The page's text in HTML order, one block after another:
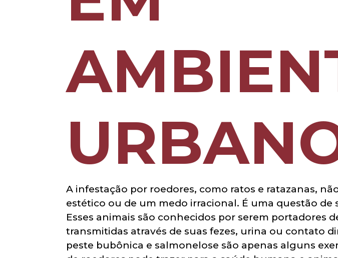
A infestação por roedores, como ratos e ratazanas,
estético ou de um medo irracional. É uma questão de
Esses animais são conhecidos por serem portadores
transmitidas através de suas fezes, urina ou contato
peste bubônica e salmonelose são apenas alguns